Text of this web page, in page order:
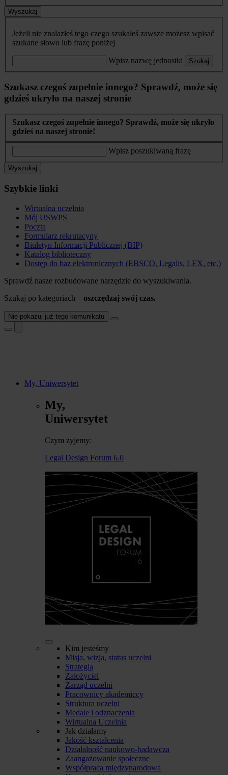
Wyszukaj
Jeżeli nie znalazłeś tego czego szukałeś zawsze możesz wpisać
szukane słowo lub frazę poniżej
Wpisz nazwę jednostki Szukaj
Szukasz czegoś zupełnie innego? Sprawdź, może się
gdzieś ukryło na naszej stronie
Szukasz czegoś zupełnie innego? Sprawdź, może się ukryło
gdzieś na naszej stronie!
Wpisz poszukiwaną frazę
Wyszukaj
Szybkie linki
Wirtualna uczelnia
Mój USWPS
Poczta
Formularz rekrutacyny
Biuletyn Informacji Publicznej (BIP)
Katalog biblioteczny
Dostęp do baz elektronicznych (EBSCO, Legalis, LEX, etc.)
Sprawdź nasze rozbudowane narzędzie do wyszukiwania.
Szukaj po kategoriach – oszczędzaj swój czas.
Nie pokazuj już tego komunikatu
My, Uniwersytet
My,
Uniwersytet
Czym żyjemy:
Legal Design Forum 6.0
Kim jesteśmy
Misja, wizja, status uczelni
Strategia
Założyciel
Zarząd uczelni
Pracownicy akademiccy
Struktura uczelni
Medale i odznaczenia
Wirtualna Uczelnia
Jak działamy
Jakość kształcenia
Działalność naukowo-badawcza
Zaangażowanie społeczne
Współpraca międzynarodowa